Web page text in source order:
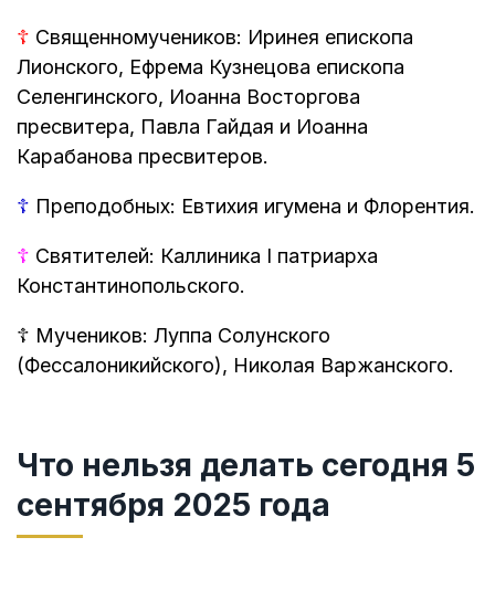
☦ Священномучеников: Иринея епископа
Лионского, Ефрема Кузнецова епископа
Селенгинского, Иоанна Восторгова
пресвитера, Павла Гайдая и Иоанна
Карабанова пресвитеров.
☦ Преподобных: Евтихия игумена и Флорентия.
☦ Святителей: Каллиника I патриарха
Константинопольского.
☦ Мучеников: Луппа Солунского
(Фессалоникийского), Николая Варжанского.
Что нельзя делать сегодня 5
сентября 2025 года